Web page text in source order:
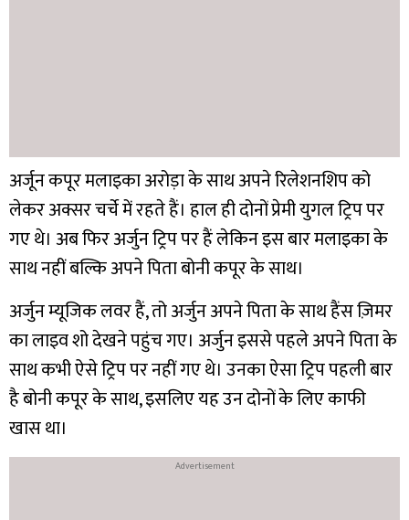
अर्जून कपूर मलाइका अरोड़ा के साथ अपने रिलेशनशिप को
लेकर अक्सर चर्चे में रहते हैं। हाल ही दोनों प्रेमी युगल ट्रिप पर
गए थे। अब फिर अर्जुन ट्रिप पर हैं लेकिन इस बार मलाइका के
साथ नहीं बल्कि अपने पिता बोनी कपूर के साथ।
अर्जुन म्यूजिक लवर हैं, तो अर्जुन अपने पिता के साथ हैंस ज़िमर
का लाइव शो देखने पहुंच गए। अर्जुन इससे पहले अपने पिता के
साथ कभी ऐसे ट्रिप पर नहीं गए थे। उनका ऐसा ट्रिप पहली बार
है बोनी कपूर के साथ, इसलिए यह उन दोनों के लिए काफी
खास था।